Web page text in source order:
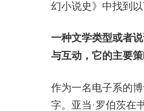
幻小说史》中找到以
一种文学类型或者
与互动，它的主要
作为一名电子系的
字。亚当·罗伯茨在